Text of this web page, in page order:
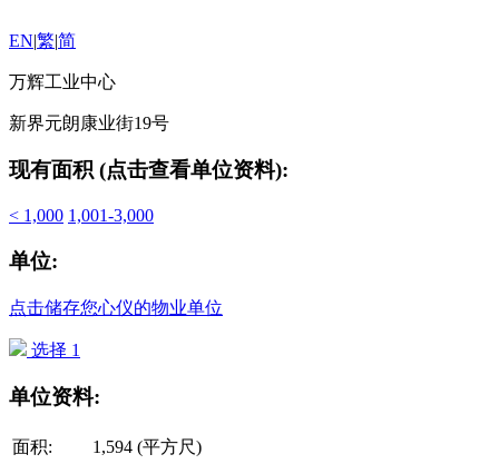
EN|繁|简
万辉工业中心
新界元朗康业街19号
现有面积 (点击查看单位资料):
< 1,000 1,001-3,000
单位:
点击储存您心仪的物业单位
选择 1
单位资料:
面积:
1,594 (平方尺)